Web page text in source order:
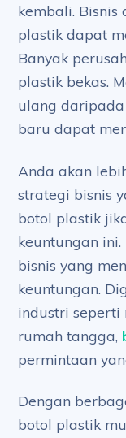
kembali.
plastik dapat
Banyak
plastik bekas.
ulang
baru dapat
Anda akan
strategi bisnis
botol plastik
keuntungan
bisnis yang
keuntungan.
industri seperti
rumah tangga,
permintaan
Dengan
botol plastik